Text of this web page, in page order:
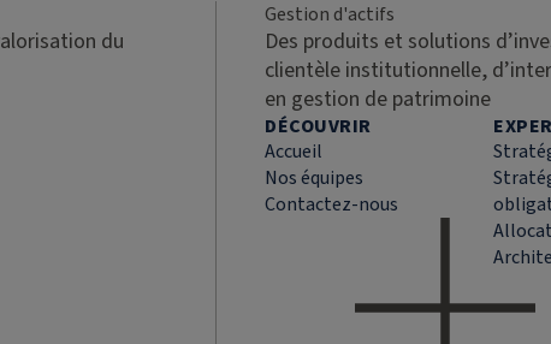
du
Gestion d'actifs
Des produits et solutions
clientèle institutionnelle,
en gestion de patrimoine
DÉCOUVRIR
Accueil
Nos équipes
Contactez-nous